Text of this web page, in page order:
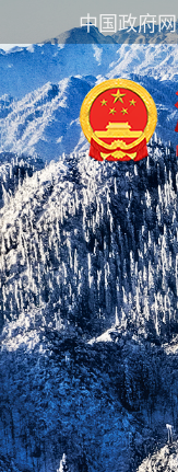
中国政府网